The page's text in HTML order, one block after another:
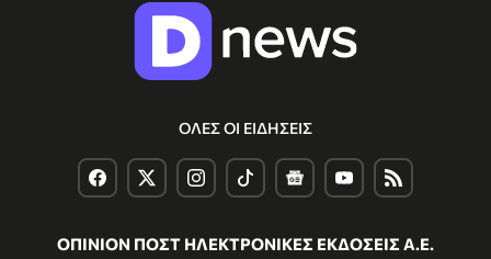
ΟΛΕΣ ΟΙ ΕΙΔΗΣΕΙΣ
ΟΠΙΝΙΟΝ ΠΟΣΤ ΗΛΕΚΤΡΟΝΙΚΕΣ ΕΚΔΟΣΕΙΣ Α.Ε.